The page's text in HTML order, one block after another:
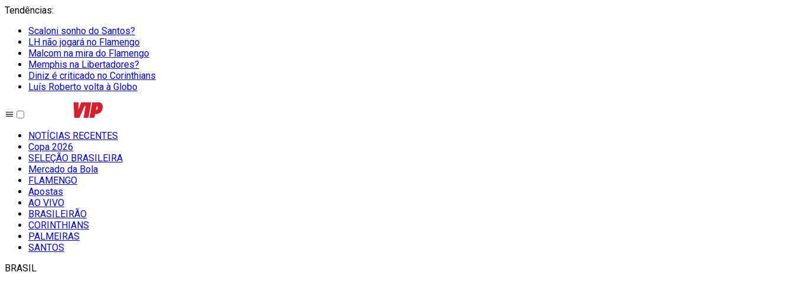
Tendências:
Scaloni sonho do Santos?
LH não jogará no Flamengo
Malcom na mira do Flamengo
Memphis na Libertadores?
Diniz é criticado no Corinthians
Luís Roberto volta à Globo
NOTÍCIAS RECENTES
Copa 2026
SELEÇÃO BRASILEIRA
Mercado da Bola
FLAMENGO
Apostas
AO VIVO
BRASILEIRÃO
CORINTHIANS
PALMEIRAS
SANTOS
BRASIL